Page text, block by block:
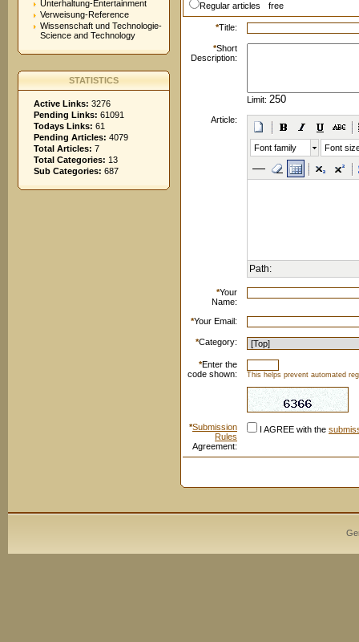
Unterhaltung-Entertainment
Verweisung-Reference
Wissenschaft und Technologie-
Science and Technology
STATISTICS
Active Links: 3276
Pending Links: 61091
Todays Links: 61
Pending Articles: 4079
Total Articles: 7
Total Categories: 13
Sub Categories: 687
Regular articles
free
*Title:
*Short
Description:
Limit:
Article:
Font family Font
Path:
*Your
Name:
*Your Email:
*Category:
*Enter the
code shown:
This helps prevent automated
*Submission
Rules
Agreement:
I AGREE with the